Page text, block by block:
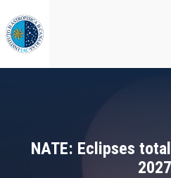
al
contenido
principal
NATE: Eclipses